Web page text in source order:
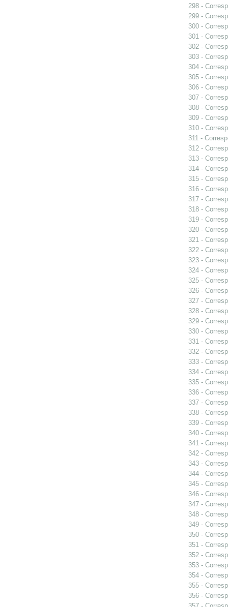
298 -
299 -
300 -
301 -
302 -
303 -
304 -
305 -
306 -
307 -
308 -
309 -
310 -
311 -
312 -
313 -
314 -
315 -
316 -
317 -
318 -
319 -
320 -
321 -
322 -
323 -
324 -
325 -
326 -
327 -
328 -
329 -
330 -
331 -
332 -
333 -
334 -
335 -
336 -
337 -
338 -
339 -
340 -
341 -
342 -
343 -
344 -
345 -
346 -
347 -
348 -
349 -
350 -
351 -
352 -
353 -
354 -
355 -
356 -